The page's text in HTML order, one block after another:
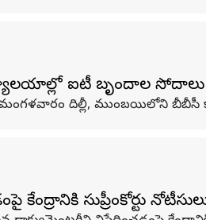
ఐటీ బృందాల సోదాలు
దిల్లీ, ముంబయిలోని బీబీసీ
సుప్రీంకోర్టు